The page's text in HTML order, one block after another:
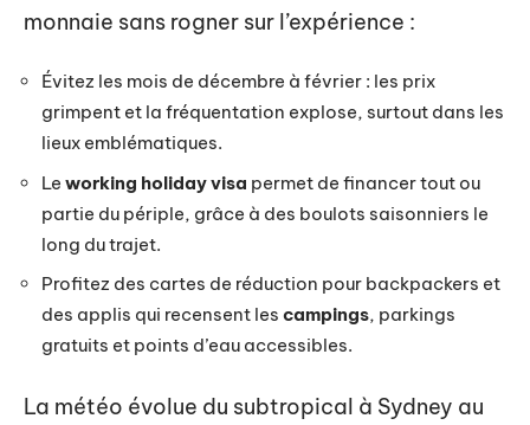
monnaie sans rogner sur l’expérience :
Évitez les mois de décembre à février : les prix
grimpent et la fréquentation explose, surtout dans les
lieux emblématiques.
Le working holiday visa permet de financer tout ou
partie du périple, grâce à des boulots saisonniers le
long du trajet.
Profitez des cartes de réduction pour backpackers et
des applis qui recensent les campings, parkings
gratuits et points d’eau accessibles.
La météo évolue du subtropical à Sydney au